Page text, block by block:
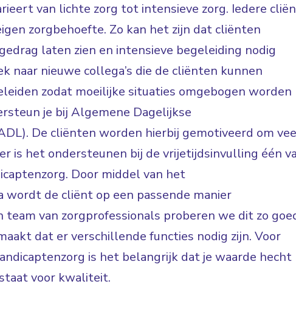
van lichte zorg tot intensieve zorg. Iedere
zorgbehoefte. Zo kan het zijn dat cliënten
laten zien en intensieve begeleiding nodig
naar nieuwe collega’s die de cliënten kunnen
zodat moeilijke situaties omgebogen worden
je bij Algemene Dagelijkse
De cliënten worden hierbij gemotiveerd om
is het ondersteunen bij de vrijetijdsinvulling één
Door middel van het
wordt de cliënt op een passende manier
van zorgprofessionals proberen we dit zo
dat er verschillende functies nodig zijn. Voor
is het belangrijk dat je waarde hecht
voor kwaliteit.